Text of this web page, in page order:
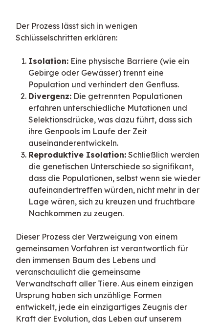
Der Prozess lässt sich in wenigen
Schlüsselschritten erklären:
Isolation: Eine physische Barriere (wie ein
Gebirge oder Gewässer) trennt eine
Population und verhindert den Genfluss.
Divergenz: Die getrennten Populationen
erfahren unterschiedliche Mutationen und
Selektionsdrücke, was dazu führt, dass sich
ihre Genpools im Laufe der Zeit
auseinanderentwickeln.
Reproduktive Isolation: Schließlich werden
die genetischen Unterschiede so signifikant,
dass die Populationen, selbst wenn sie wieder
aufeinandertreffen würden, nicht mehr in der
Lage wären, sich zu kreuzen und fruchtbare
Nachkommen zu zeugen.
Dieser Prozess der Verzweigung von einem
gemeinsamen Vorfahren ist verantwortlich für
den immensen Baum des Lebens und
veranschaulicht die gemeinsame
Verwandtschaft aller Tiere. Aus einem einzigen
Ursprung haben sich unzählige Formen
entwickelt, jede ein einzigartiges Zeugnis der
Kraft der Evolution, das Leben auf unserem